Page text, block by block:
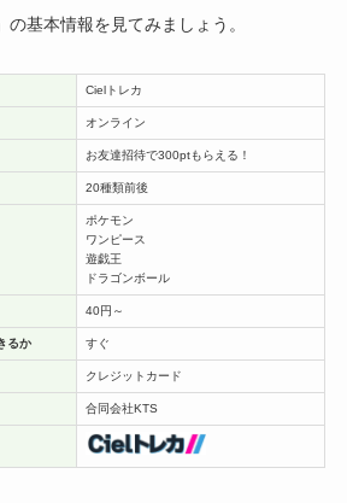
基本情報を見てみましょう。
Cielトレカ
オンライン
お友達招待で300ptもらえる！
20種類前後
ポケモン
ワンピース
遊戯王
ドラゴンボール
40円～
るか すぐ
クレジットカード
合同会社KTS